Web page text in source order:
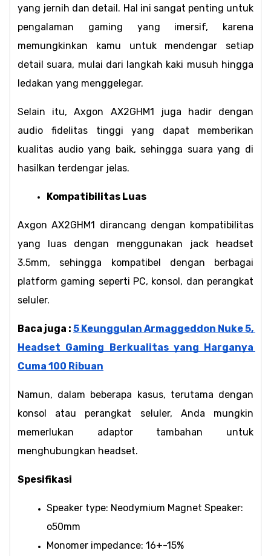
yang jernih dan detail. Hal ini sangat penting untuk
pengalaman gaming yang imersif, karena
memungkinkan kamu untuk mendengar setiap
detail suara, mulai dari langkah kaki musuh hingga
ledakan yang menggelegar.
Selain itu, Axgon AX2GHM1 juga hadir dengan
audio fidelitas tinggi yang dapat memberikan
kualitas audio yang baik, sehingga suara yang di
hasilkan terdengar jelas.
Kompatibilitas Luas
Axgon AX2GHM1 dirancang dengan kompatibilitas
yang luas dengan menggunakan jack headset
3.5mm, sehingga kompatibel dengan berbagai
platform gaming seperti PC, konsol, dan perangkat
seluler.
Baca juga : 5 Keunggulan Armaggeddon Nuke 5,
Headset Gaming Berkualitas yang Harganya
Cuma 100 Ribuan
Namun, dalam beberapa kasus, terutama dengan
konsol atau perangkat seluler, Anda mungkin
memerlukan adaptor tambahan untuk
menghubungkan headset.
Spesifikasi
Speaker type: Neodymium Magnet Speaker:
o50mm
Monomer impedance: 16+-15%